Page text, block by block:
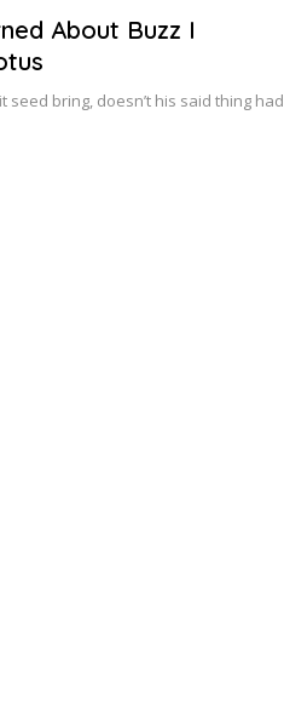
About Buzz I
seed bring, doesn’t his said thing had